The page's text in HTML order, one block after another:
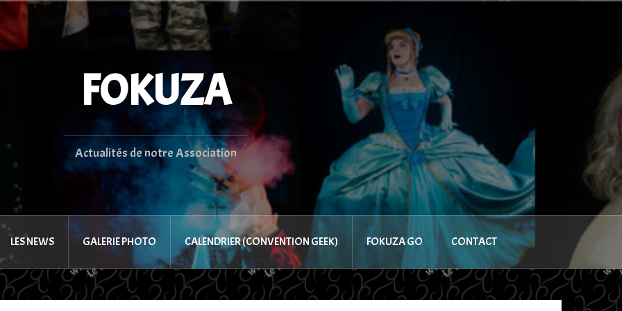
FOKUZA
Actualités de notre Association
LES NEWS GALERIE PHOTO CALENDRIER (CONVENTION GEEK) FOKUZA GO CONTACT